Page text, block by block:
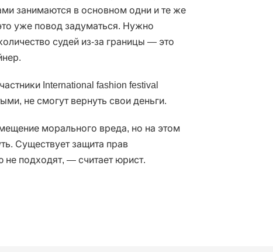
занимаются в основном одни и те же
уже повод задуматься. Нужно
судей из-за границы — это
International fashion festival
не смогут вернуть свои деньги.
морального вреда, но на этом
Существует защита прав
не подходят, — считает юрист.